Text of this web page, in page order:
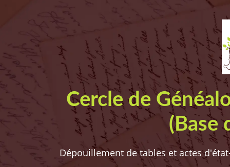
Cercle de
(Base
Dépouillement de tables et actes